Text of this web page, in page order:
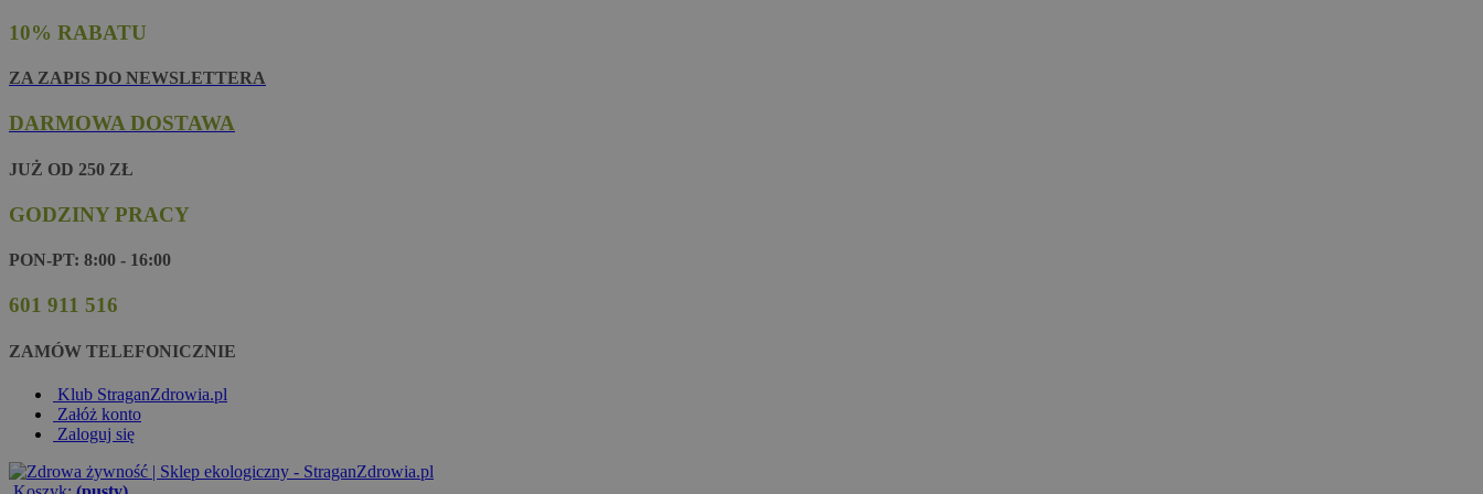
10% RABATU
ZA ZAPIS DO NEWSLETTERA
DARMOWA DOSTAWA
JUŻ OD 250 ZŁ
GODZINY PRACY
PON-PT: 8:00 - 16:00
601 911 516
ZAMÓW TELEFONICZNIE
Klub StraganZdrowia.pl
Załóż konto
Zaloguj się